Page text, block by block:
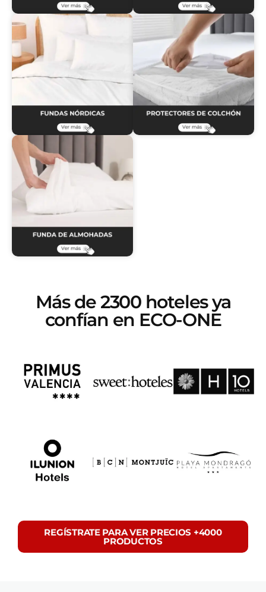
Más de 2300 hoteles ya
confían en ECO-ONE
REGÍSTRATE PARA VER PRECIOS +4000
PRODUCTOS